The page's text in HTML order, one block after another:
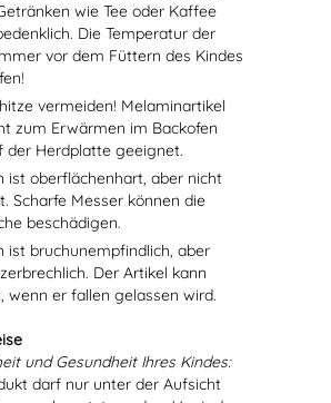
wie Tee oder Kaffee
Die Temperatur der
vor dem Füttern des Kindes
vermeiden! Melaminartikel
zum Erwärmen im Backofen
der Herdplatte geeignet.
ist oberflächenhart, aber nicht
Scharfe Messer können die
beschädigen.
ist bruchunempfindlich, aber
Der Artikel kann
wenn er fallen gelassen wird.
und Gesundheit Ihres Kindes:
darf nur unter der Aufsicht